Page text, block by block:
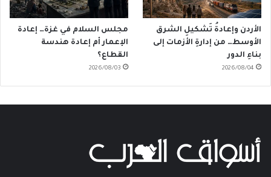
الأردن وإعادةُ تَشكيلِ الشرق
الأوسط… من إدارةِ الأزمات إلى
بناءِ الدور
2026/08/04
مجلس السلام في غزة… إعادة
الإعمار أم إعادة هندسة
القطاع؟
2026/08/03